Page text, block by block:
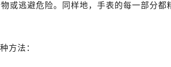
907室（需提前预约）
室（需提前预约）
层08室（需提前预约）
或逃避危险。同样地，手表的每一部分都
方法：